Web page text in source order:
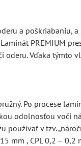
a poškriabaniu, a
PREMIUM
Vďaka týmto
Po procese
odolnosťou voči
v tzv.
mm , CPL 0,2 – 0,2